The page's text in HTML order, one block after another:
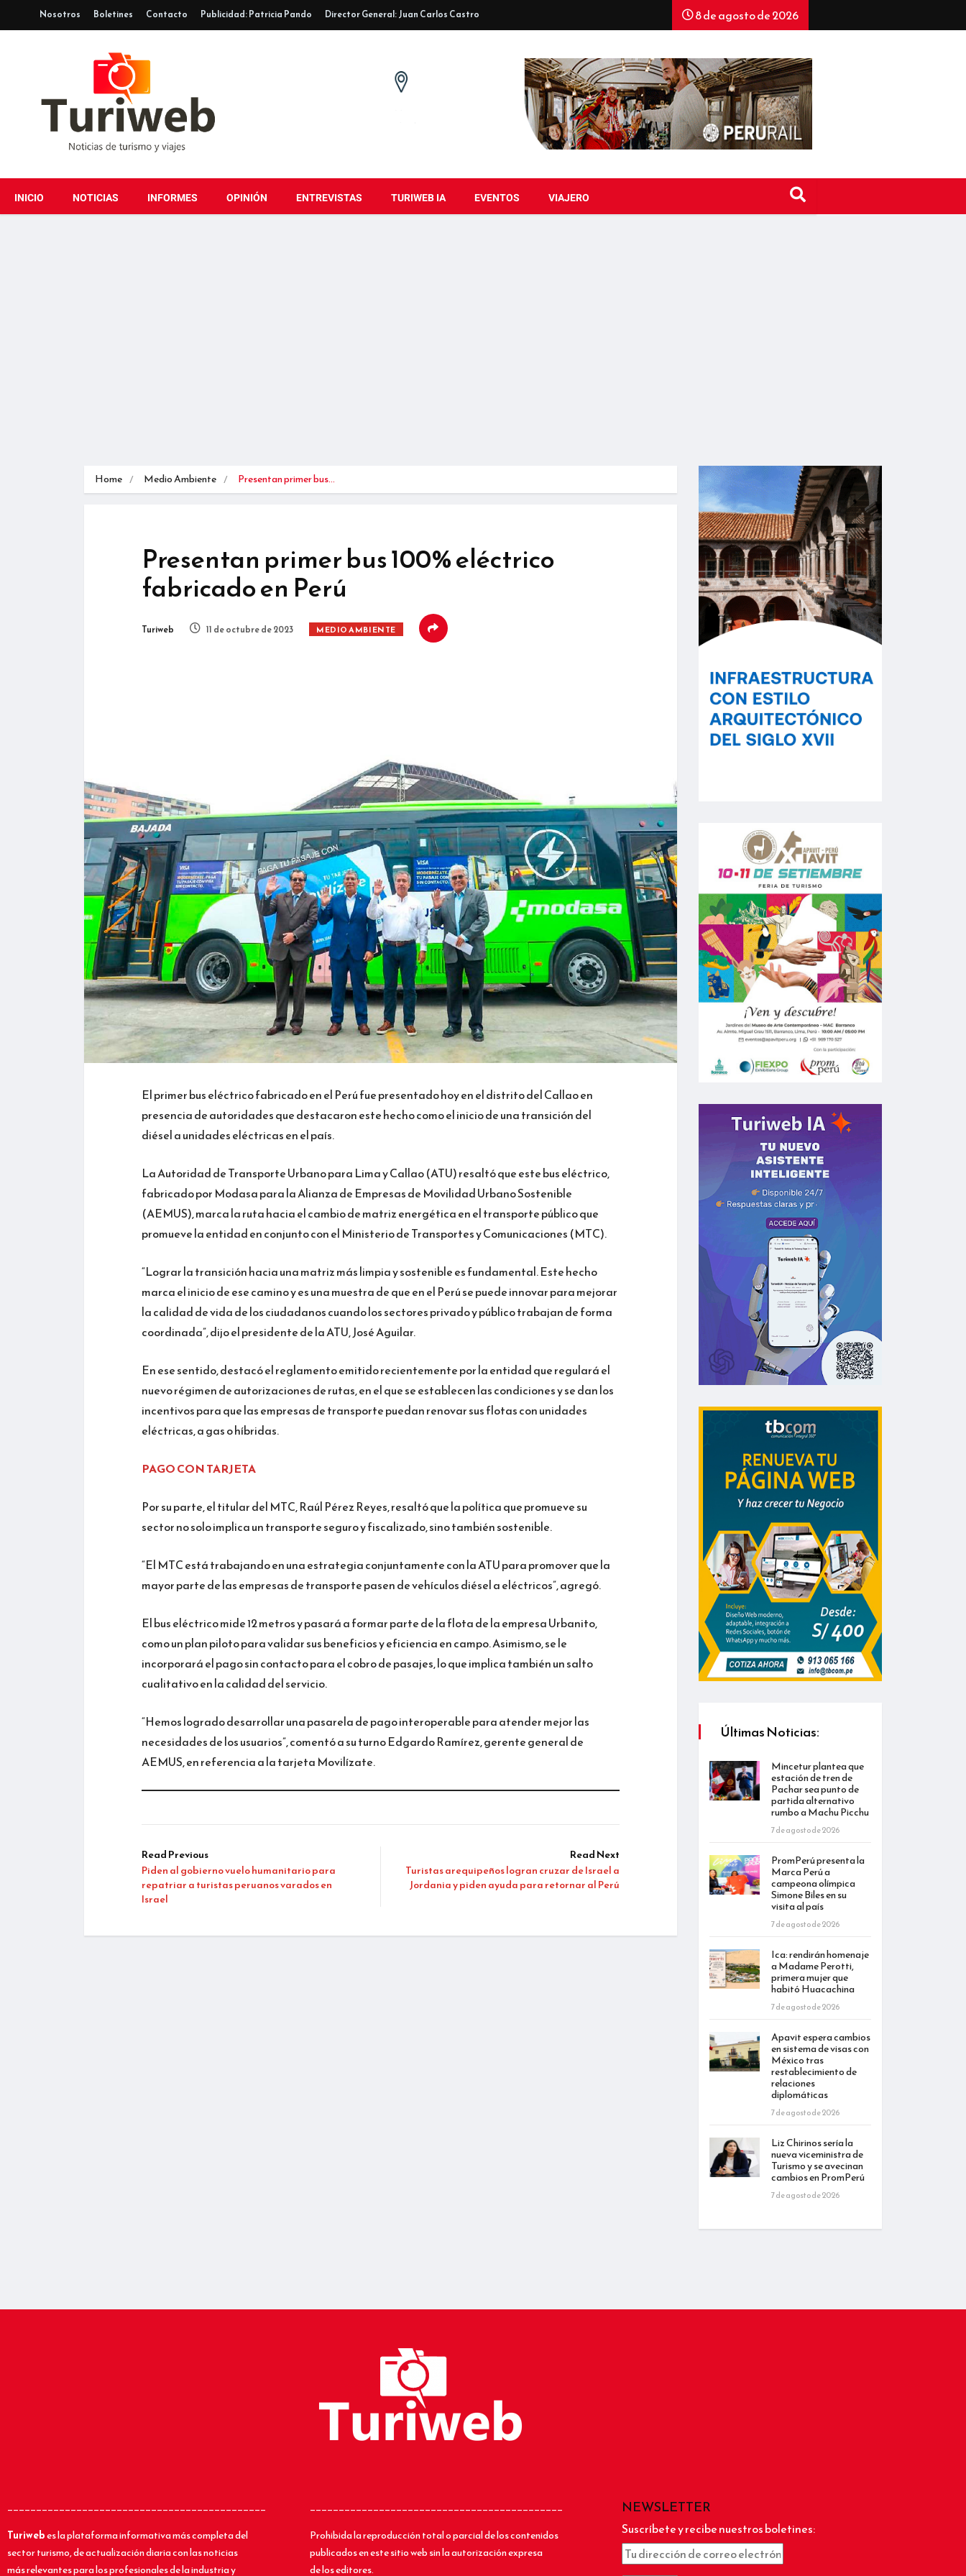
Nosotros Boletines Contacto Publicidad: Patricia Pando Director General: Juan Carlos Castro 8 de agosto de 2026
INICIO NOTICIAS INFORMES OPINIÓN ENTREVISTAS TURIWEB IA EVENTOS VIAJERO
Home Medio Ambiente Presentan primer bus…
Presentan primer bus 100% eléctrico
fabricado en Perú
Turiweb 11 de octubre de 2023 MEDIO AMBIENTE
El primer bus eléctrico fabricado en el Perú fue presentado hoy en el distrito del Callao en
presencia de autoridades que destacaron este hecho como el inicio de una transición del
diésel a unidades eléctricas en el país.
La Autoridad de Transporte Urbano para Lima y Callao (ATU) resaltó que este bus eléctrico,
fabricado por Modasa para la Alianza de Empresas de Movilidad Urbano Sostenible
(AEMUS), marca la ruta hacia el cambio de matriz energética en el transporte público que
promueve la entidad en conjunto con el Ministerio de Transportes y Comunicaciones (MTC).
“Lograr la transición hacia una matriz más limpia y sostenible es fundamental. Este hecho
marca el inicio de ese camino y es una muestra de que en el Perú se puede innovar para mejorar
la calidad de vida de los ciudadanos cuando los sectores privado y público trabajan de forma
coordinada”, dijo el presidente de la ATU, José Aguilar.
En ese sentido, destacó el reglamento emitido recientemente por la entidad que regulará el
nuevo régimen de autorizaciones de rutas, en el que se establecen las condiciones y se dan los
incentivos para que las empresas de transporte puedan renovar sus flotas con unidades
eléctricas, a gas o híbridas.
PAGO CON TARJETA
Por su parte, el titular del MTC, Raúl Pérez Reyes, resaltó que la política que promueve su
sector no solo implica un transporte seguro y fiscalizado, sino también sostenible.
“El MTC está trabajando en una estrategia conjuntamente con la ATU para promover que la
mayor parte de las empresas de transporte pasen de vehículos diésel a eléctricos”, agregó.
El bus eléctrico mide 12 metros y pasará a formar parte de la flota de la empresa Urbanito,
como un plan piloto para validar sus beneficios y eficiencia en campo. Asimismo, se le
incorporará el pago sin contacto para el cobro de pasajes, lo que implica también un salto
cualitativo en la calidad del servicio.
“Hemos logrado desarrollar una pasarela de pago interoperable para atender mejor las
necesidades de los usuarios”, comentó a su turno Edgardo Ramírez, gerente general de
AEMUS, en referencia a la tarjeta Movilízate.
Read Previous
Piden al gobierno vuelo humanitario para
repatriar a turistas peruanos varados en
Israel
Read Next
Turistas arequipeños logran cruzar de Israel a
Jordania y piden ayuda para retornar al Perú
Últimas Noticias:
Mincetur plantea que
estación de tren de
Pachar sea punto de
partida alternativo
rumbo a Machu Picchu
7 de agosto de 2026
PromPerú presenta la
Marca Perú a
campeona olímpica
Simone Biles en su
visita al país
7 de agosto de 2026
Ica: rendirán homenaje
a Madame Perotti,
primera mujer que
habitó Huacachina
7 de agosto de 2026
Apavit espera cambios
en sistema de visas con
México tras
restablecimiento de
relaciones
diplomáticas
7 de agosto de 2026
Liz Chirinos sería la
nueva viceministra de
Turismo y se avecinan
cambios en PromPerú
7 de agosto de 2026
_____________________________________________
Turiwebes la plataforma informativa más completa del
sector turismo, de actualización diaria con las noticias
más relevantes para los profesionales de la industria y
____________________________________________
Prohibida la reproducción total o parcial de los contenidos
publicados en este sitio web sin la autorización expresa
de los editores.
NEWSLETTER
Suscríbete y recibe nuestros boletines: